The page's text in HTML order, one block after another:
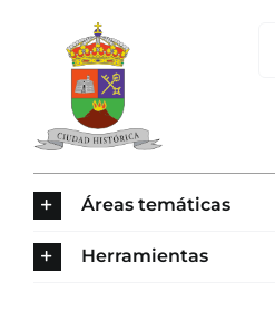
contenido
Áreas temáticas
Herramientas